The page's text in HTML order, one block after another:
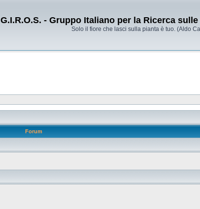
G.I.R.O.S. - Gruppo Italiano per la Ricerca
Solo il fiore che lasci sulla pianta è tuo. (Aldo
Forum